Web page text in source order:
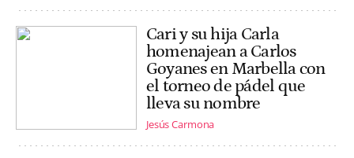
Cari y su hija Carla
homenajean a Carlos
Goyanes en Marbella con
el torneo de pádel que
lleva su nombre
Jesús Carmona